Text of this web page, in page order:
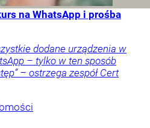
na WhatsApp i prośba
dodane urządzenia w
– tylko w ten sposób
– ostrzega zespół Cert